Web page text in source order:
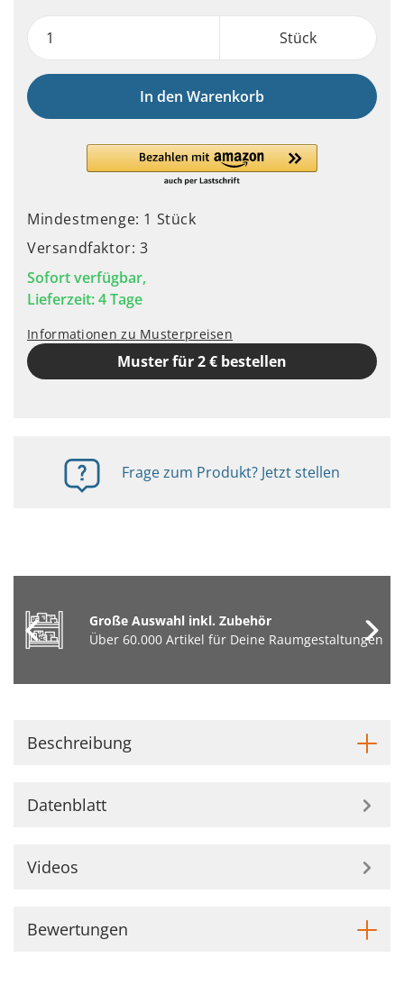
Stück
In den Warenkorb
Mindestmenge: 1 Stück
Versandfaktor: 3
Sofort verfügbar,
Lieferzeit: 4 Tage
Informationen zu Musterpreisen
Muster für 2 € bestellen
Frage zum Produkt? Jetzt stellen
Große Auswahl inkl. Zubehör
Über 60.000 Artikel für Deine Raumgestaltungen
Beschreibung
Datenblatt
Videos
Bewertungen